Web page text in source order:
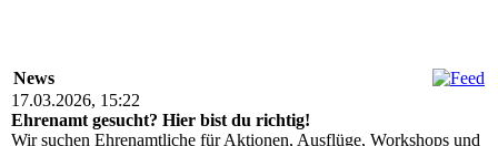
News
17.03.2026, 15:22
Ehrenamt gesucht? Hier bist du richtig!
Wir suchen Ehrenamtliche für Aktionen, Ausflüge, Workshops und